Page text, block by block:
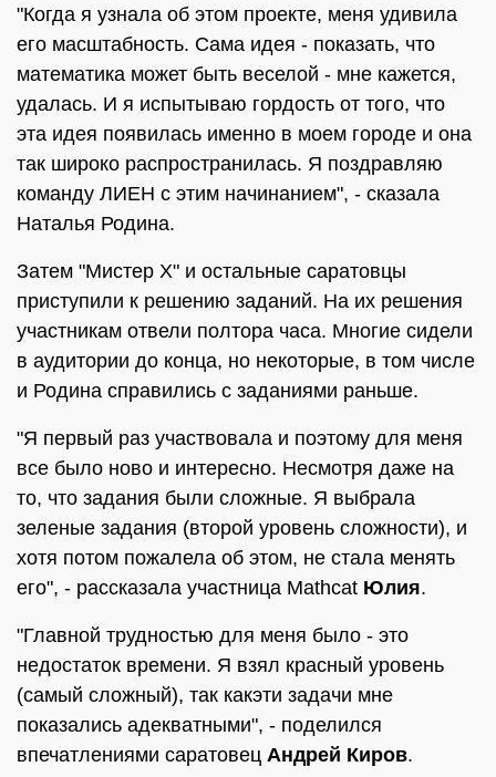
"Когда я узнала об этом проекте, меня удивила
его масштабность. Сама идея - показать, что
математика может быть веселой - мне кажется,
удалась. И я испытываю гордость от того, что
эта идея появилась именно в моем городе и она
так широко распространилась. Я поздравляю
команду ЛИЕН с этим начинанием", - сказала
Наталья Родина.
Затем "Мистер Х" и остальные саратовцы
приступили к решению заданий. На их решения
участникам отвели полтора часа. Многие сидели
в аудитории до конца, но некоторые, в том числе
и Родина справились с заданиями раньше.
"Я первый раз участвовала и поэтому для меня
все было ново и интересно. Несмотря даже на
то, что задания были сложные. Я выбрала
зеленые задания (второй уровень сложности), и
хотя потом пожалела об этом, не стала менять
его", - рассказала участница Mathcat Юлия.
"Главной трудностью для меня было - это
недостаток времени. Я взял красный уровень
(самый сложный), так какэти задачи мне
показались адекватными", - поделился
впечатлениями саратовец Андрей Киров.